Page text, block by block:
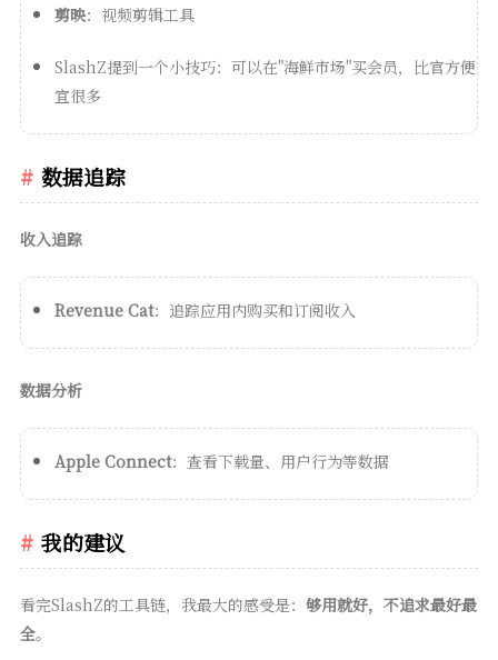
剪映：视频剪辑工具
SlashZ提到一个小技巧：可以在"海鲜市场"买会员，比官方便
宜很多
数据追踪
收入追踪
Revenue Cat：追踪应用内购买和订阅收入
数据分析
Apple Connect：查看下载量、用户行为等数据
我的建议
看完SlashZ的工具链，我最大的感受是： 够用就好，不追求最好最
全。